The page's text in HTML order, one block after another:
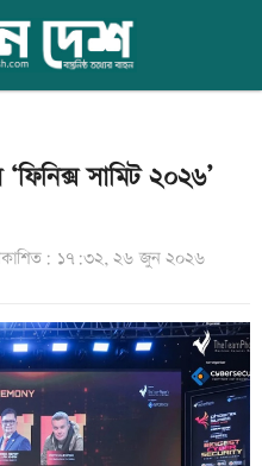
সামিট ২০২৬’
১৭:৩২, ২৬ জুন ২০২৬